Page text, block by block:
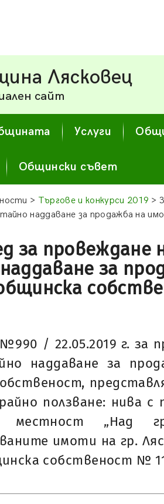
Лясковец
сайт
Услуги
Общински съвет
> Търгове и конкурси 2019 >
наддаване за продажба на
за провеждане
за
/ 22.05.2019 г. за
наддаване за
ползване: нива
местност „Над
имоти на гр.
собственост №